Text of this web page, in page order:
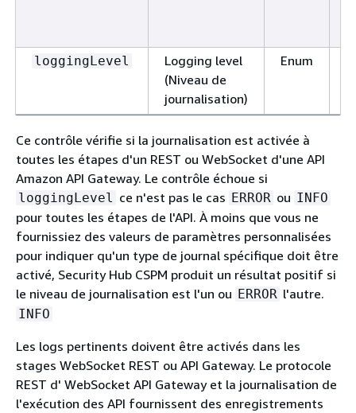
loggingLevel
Logging level
(Niveau de
journalisation)
Enum
Ce contrôle vérifie si la journalisation est activée à
toutes les étapes d'un REST ou WebSocket d'une API
Amazon API Gateway. Le contrôle échoue si
loggingLevel ce n'est pas le cas ERROR ou INFO
pour toutes les étapes de l'API. À moins que vous ne
fournissiez des valeurs de paramètres personnalisées
pour indiquer qu'un type de journal spécifique doit être
activé, Security Hub CSPM produit un résultat positif si
le niveau de journalisation est l'un ou ERROR l'autre.
INFO
Les logs pertinents doivent être activés dans les
stages WebSocket REST ou API Gateway. Le protocole
REST d' WebSocket API Gateway et la journalisation de
l'exécution des API fournissent des enregistrements